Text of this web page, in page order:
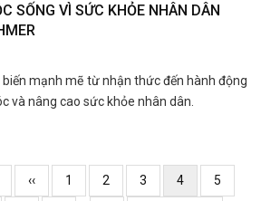
SỐNG VÌ SỨC KHỎE NHÂN DÂN
mạnh mẽ từ nhận thức đến hành động
và nâng cao sức khỏe nhân dân.
Previous
‹‹ Page
1 Page
2 Page
3
Current
4 Page
5